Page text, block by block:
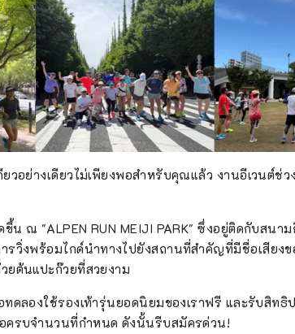
ยวอย่างเดียวไม่เพียงพอสำหรับคุณแล้ว งานอีเวนต์
น ณ "ALPEN RUN MEIJI PARK" ซึ่งอยู่ติดกับสนา
รวิ่งพร้อมไกด์นำทางไปยังสถานที่สำคัญที่มีชื่อเสียง
ยต้นแปะก๊วยที่สวยงาม
ทดลองใช้รองเท้ารุ่นยอดนิยมของเราฟรี และรับสิท
อครบจำนวนที่กำหนด ดังนั้นรีบสมัครด่วน!